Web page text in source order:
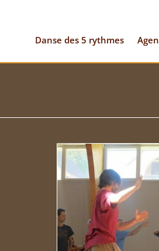
Danse des 5 rythmes